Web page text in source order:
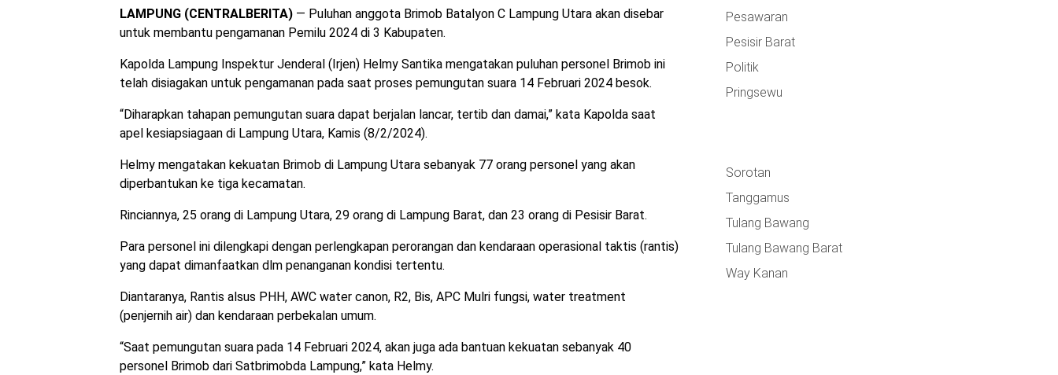
LAMPUNG (CENTRALBERITA) — Puluhan anggota Brimob Batalyon C Lampung Utara akan disebar
untuk membantu pengamanan Pemilu 2024 di 3 Kabupaten.
Kapolda Lampung Inspektur Jenderal (Irjen) Helmy Santika mengatakan puluhan personel Brimob ini
telah disiagakan untuk pengamanan pada saat proses pemungutan suara 14 Februari 2024 besok.
“Diharapkan tahapan pemungutan suara dapat berjalan lancar, tertib dan damai,” kata Kapolda saat
apel kesiapsiagaan di Lampung Utara, Kamis (8/2/2024).
Helmy mengatakan kekuatan Brimob di Lampung Utara sebanyak 77 orang personel yang akan
diperbantukan ke tiga kecamatan.
Rinciannya, 25 orang di Lampung Utara, 29 orang di Lampung Barat, dan 23 orang di Pesisir Barat.
Para personel ini dilengkapi dengan perlengkapan perorangan dan kendaraan operasional taktis (rantis)
yang dapat dimanfaatkan dlm penanganan kondisi tertentu.
Diantaranya, Rantis alsus PHH, AWC water canon, R2, Bis, APC Mulri fungsi, water treatment
(penjernih air) dan kendaraan perbekalan umum.
“Saat pemungutan suara pada 14 Februari 2024, akan juga ada bantuan kekuatan sebanyak 40
personel Brimob dari Satbrimobda Lampung,” kata Helmy.
Pesawaran
Pesisir Barat
Politik
Pringsewu
Sorotan
Tanggamus
Tulang Bawang
Tulang Bawang Barat
Way Kanan